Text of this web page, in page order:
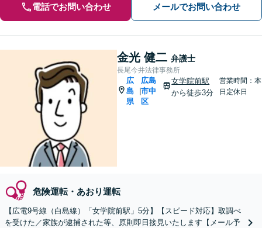
電話でお問い合わせ メールでお問い合わせ
金光 健二 弁護士
長尾今井法律事務所
広
島
県
広島
市中
区
女学院前駅
から徒歩3分
営業時間：本
日定休日
危険運転・あおり運転
【広電9号線（白島線）「女学院前駅」5分】【スピード対応】取調べ
を受けた／家族が逮捕された等、原則即日接見いたします【メール予